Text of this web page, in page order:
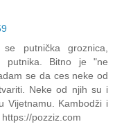
putnička groznica,
putnika. Bitno je "ne
se da ces neke od
Neke od njih su i
Vijetnamu. Kambodži i
pozziz.com